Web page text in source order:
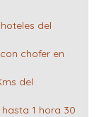
del
chofer en
del
1 hora 30